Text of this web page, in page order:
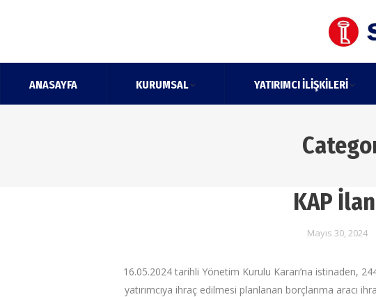
ANASAYFA KURUMSAL YATIRIMCI İLIŞKILERI
KAP
Mayıs 30, 2024
16.05.2024 tarihli Yönetim Kurulu Kararı’na istinaden,
yatırımcıya ihraç edilmesi planlanan borçlanma aracı